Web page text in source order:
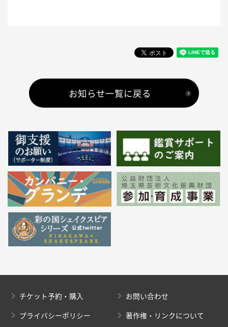
お知らせ一覧に戻る
チケット予約・購入
お問い合わせ
プライバシーポリシー
著作権・リンクについて